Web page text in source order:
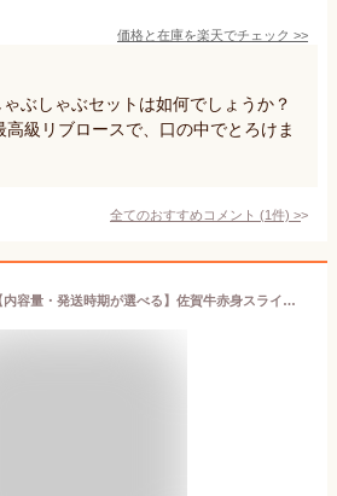
価格と在庫を楽天でチェック >>
ぶしゃぶセットは如何でしょうか？
級リブロースで、口の中でとろけま
全てのおすすめコメント (1件) >
【ふるさと納税】【内容量・発送時期が選べる】佐賀牛赤身スライス 400g or 600g or 1.2kg or 1.8kg or 2.4kg ／ 牛肉 佐賀牛 赤身 スライス パック モモ ウデ すき焼き しゃぶしゃぶ 薄切り A4 A5 黒毛和牛 ブランド牛 国産 佐賀県 玄海町 ＼レビューキャンペーン実施中／